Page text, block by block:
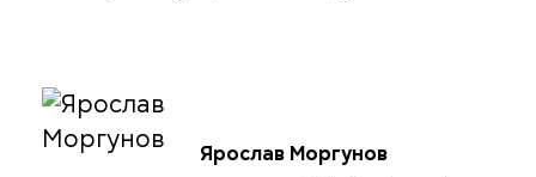
Ярослав Моргунов